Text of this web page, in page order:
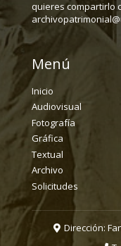
quieres compartirlo
Menú
Inicio
Audiovisual
Fotografía
Gráfica
Textual
Archivo
Solicitudes
Dirección: